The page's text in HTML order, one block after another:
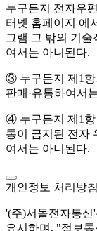
누구든지 전자우
터넷 홈페이지 에
그램 그 밖의 기
여서는 아니된다.
③ 누구든지 제1항
판매·유통하여서
④ 누구든지 제1항
통이 금지된 전자
여서는 아니된다.
개인정보 처리방침
'(주)서돌전자통신
요시하며, "정보